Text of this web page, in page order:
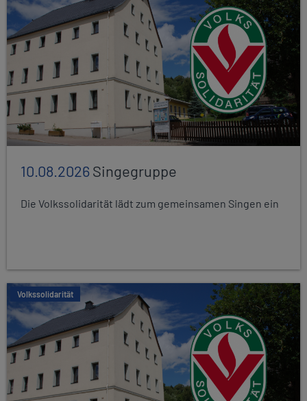
10.08.2026Singegruppe
Die Volkssolidarität lädt zum gemeinsamen Singen ein
Volkssolidarität